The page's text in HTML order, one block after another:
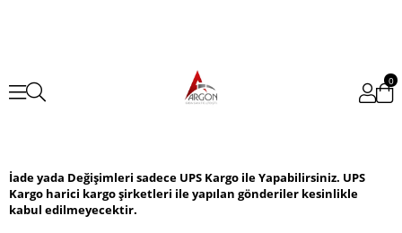
0
İade yada Değişimleri sadece UPS Kargo ile Yapabilirsiniz. UPS
Kargo harici kargo şirketleri ile yapılan gönderiler kesinlikle
kabul edilmeyecektir.